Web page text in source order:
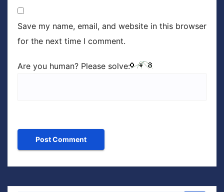
Save my name, email, and website in this browser
for the next time I comment.
Are you human? Please solve: